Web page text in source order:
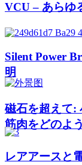
VCU – あらゆ
Silent Power
明
磁石を超えて:
筋肉をどのよ
レアアースと